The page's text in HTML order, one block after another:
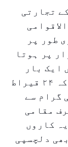
تجارتی
طور پر
پر ہوتا
ایک بار
پھر بحث کا مرکز بنی ہیں، کیوں کہ ۲۴ قیراط
۶۰۰ درہم فی گرام سے
مقامی
کاروں
دلچسپی